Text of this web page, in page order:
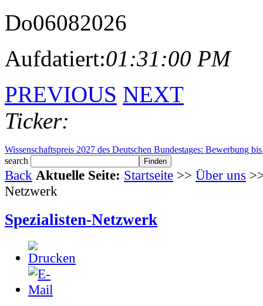
Do06082026
Aufdatiert:01:31:00 PM
PREVIOUS NEXT
Ticker:
Wissenschaftspreis 2027 des Deutschen Bundestages: Bewerbung
search
Back Aktuelle Seite: Startseite >> Über uns
Netzwerk
Spezialisten-Netzwerk